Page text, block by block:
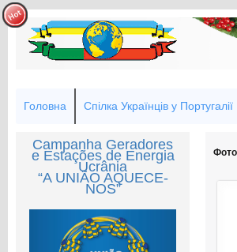
Головна Спілка Українців у Португалії
Campanha Geradores
e Estações de Energia
Ucrânia
“A UNIÃO AQUECE-
NOS”